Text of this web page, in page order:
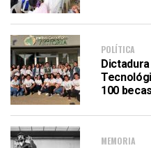
POLÍTICA
100
MEMORIA